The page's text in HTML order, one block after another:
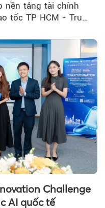
nền tảng tài chính
tốc TP HCM - Trung
sông Cửu Long.
Challenge
AI quốc tế